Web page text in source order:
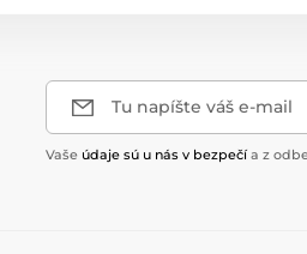
Tu napíšte váš e-mail
Vaše údaje sú u nás v bezpečí a z